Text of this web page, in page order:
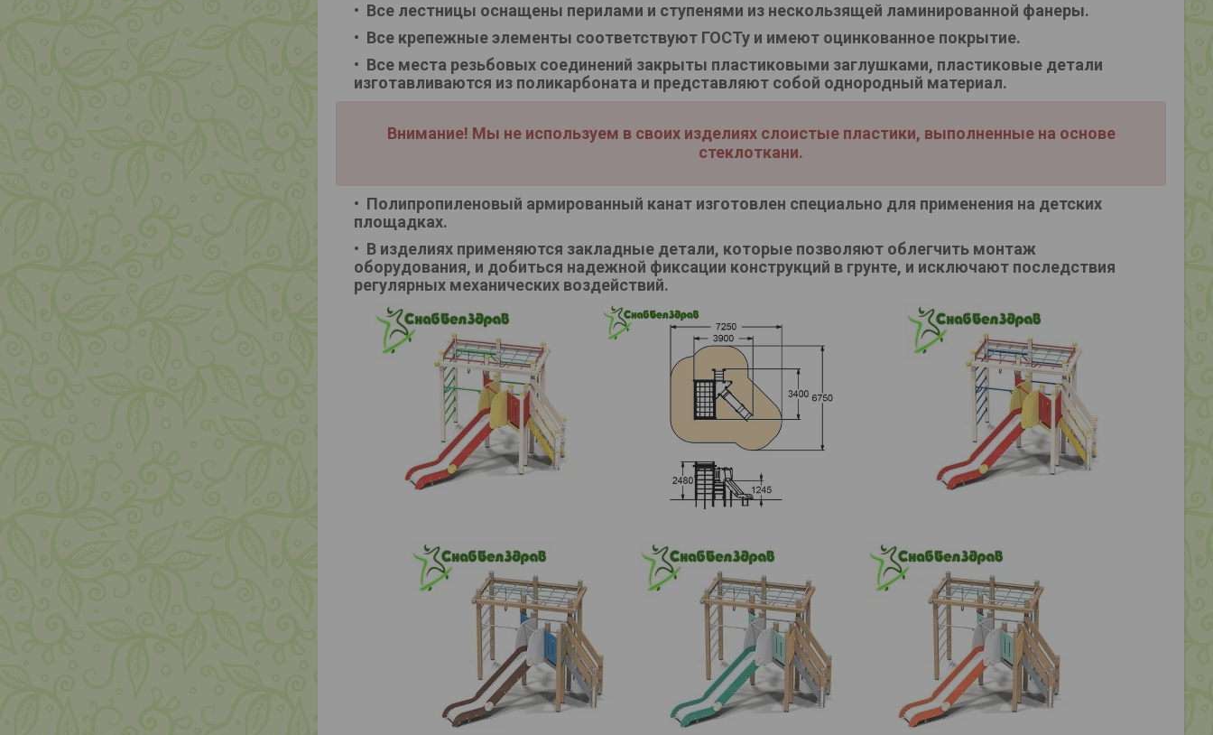
Все лестницы оснащены перилами и ступенями из нескользящей ламинированной фанеры.
Все крепежные элементы соответствуют ГОСТу и имеют оцинкованное покрытие.
Все места резьбовых соединений закрыты пластиковыми заглушками, пластиковые детали
изготавливаются из поликарбоната и представляют собой однородный материал.
Внимание! Мы не используем в своих изделиях слоистые пластики, выполненные на основе
стеклоткани.
Полипропиленовый армированный канат изготовлен специально для применения на детских
площадках.
В изделиях применяются закладные детали, которые позволяют облегчить монтаж
оборудования, и добиться надежной фиксации конструкций в грунте, и исключают последствия
регулярных механических воздействий.